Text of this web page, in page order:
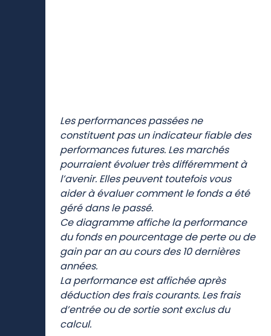
Les performances passées ne
constituent pas un indicateur fiable des
performances futures. Les marchés
pourraient évoluer très différemment à
l’avenir. Elles peuvent toutefois vous
aider à évaluer comment le fonds a été
géré dans le passé.
Ce diagramme affiche la performance
du fonds en pourcentage de perte ou de
gain par an au cours des 10 dernières
années.
La performance est affichée après
déduction des frais courants. Les frais